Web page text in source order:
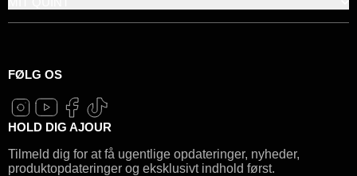
FØLG OS
HOLD DIG AJOUR
Tilmeld dig for at få ugentlige opdateringer, nyheder,
produktopdateringer og eksklusivt indhold først.